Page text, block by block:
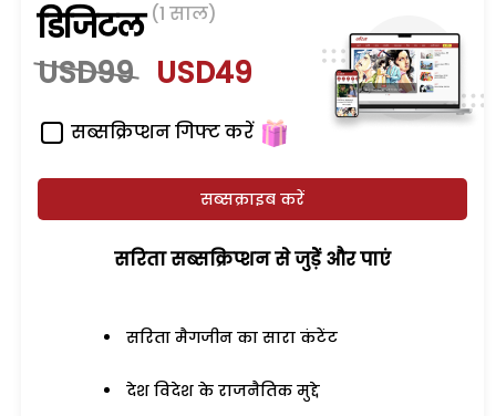
डिजिटल (1 साल)
USD99 USD49
सब्सक्रिप्शन गिफ्ट करें
सब्सक्राइब करें
सरिता सब्सक्रिप्शन से जुड़ेें और पाएं
सरिता मैगजीन का सारा कंटेंट
देश विदेश के राजनैतिक मुद्दे